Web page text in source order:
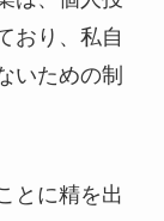
おり、私自
いための制
とに精を出